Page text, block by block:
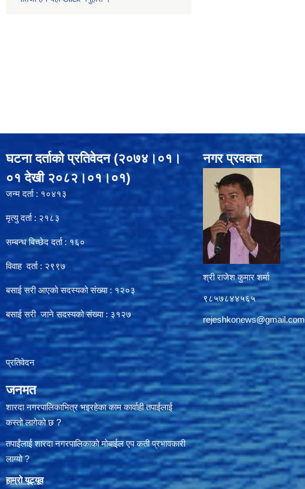
घटना दर्ताको प्रतिवेदन (२०७४।०१।
०१ देखी २०८२।०१।०१)
जन्म दर्ता : १०४१३
मृत्यु दर्ता : २१८३
सम्बन्ध बिच्छेद दर्ता : १६०
विवाह दर्ता : २९९७
बसाई सरी आएको सदस्यको संख्या : १२०३
बसाई सरी जाने सदस्यको संख्या : ३१२७
प्रतिवेदन
जनमत
शारदा नगरपालिकाभित्र भइरहेका काम कार्वाही तपाईलाई
कस्तो लागेको छ ?
तपाईंलाई शारदा नगरपालिकाको मोबाईल एप कती प्रभावकारी
लाग्यो ?
हाम्रो यूट्यूव
नगर प्रवक्ता
श्री राजेश कुमार शर्मा
९८५७८४४५६५
rejeshkonews@gmail.com